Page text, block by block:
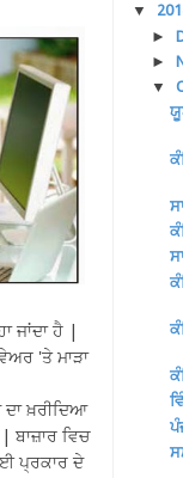
ਜਾਂਦਾ ਹੈ |
'ਤੇ ਮਾੜਾ
ਖ਼ਰੀਦਿਆ
ਬਾਜ਼ਾਰ ਵਿਚ
ਪ੍ਰਕਾਰ ਦੇ
▼
►
►
▼